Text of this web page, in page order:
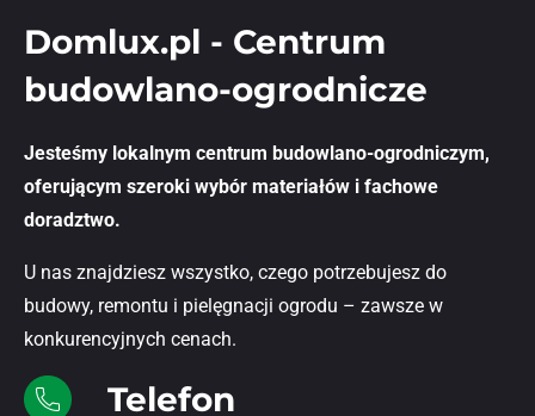
Domlux.pl - Centrum
budowlano-ogrodnicze
Jesteśmy lokalnym centrum budowlano-ogrodniczym,
oferującym szeroki wybór materiałów i fachowe
doradztwo.
U nas znajdziesz wszystko, czego potrzebujesz do
budowy, remontu i pielęgnacji ogrodu – zawsze w
konkurencyjnych cenach.
Telefon